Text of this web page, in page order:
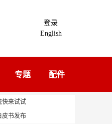
登录
English
专题 配件
快来试试
皮书发布